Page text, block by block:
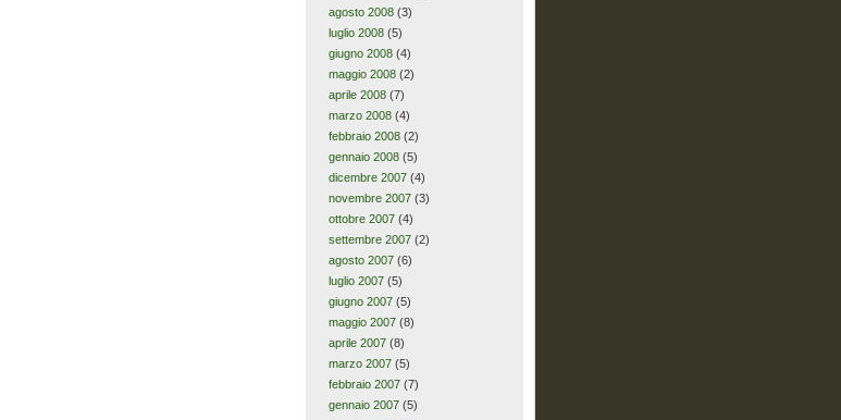
agosto 2008(3)
luglio 2008(5)
giugno 2008(4)
maggio 2008(2)
aprile 2008(7)
marzo 2008(4)
febbraio 2008(2)
gennaio 2008(5)
dicembre 2007(4)
novembre 2007(3)
ottobre 2007(4)
settembre 2007(2)
agosto 2007(6)
luglio 2007(5)
giugno 2007(5)
maggio 2007(8)
aprile 2007(8)
marzo 2007(5)
febbraio 2007(7)
gennaio 2007(5)